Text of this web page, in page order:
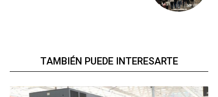
TAMBIÉN PUEDE INTERESARTE